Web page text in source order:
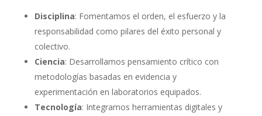
Disciplina: Fomentamos el orden, el esfuerzo y la
responsabilidad como pilares del éxito personal y
colectivo.
Ciencia: Desarrollamos pensamiento crítico con
metodologías basadas en evidencia y
experimentación en laboratorios equipados.
Tecnología: Integramos herramientas digitales y